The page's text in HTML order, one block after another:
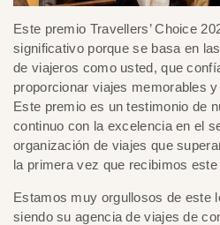
Este premio Travellers’ Choice
significativo porque se basa en
de viajeros como usted, que
proporcionar viajes memorables
Este premio es un testimonio de
continuo con la excelencia en el
organización de viajes que
la primera vez que recibimos
Estamos muy orgullosos de este
siendo su agencia de viajes de